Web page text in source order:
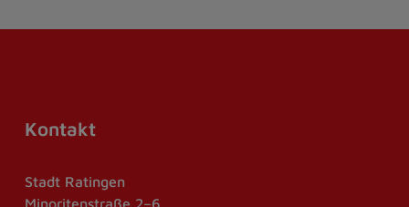
Kontakt
Stadt Ratingen
Minoritenstraße 2–6